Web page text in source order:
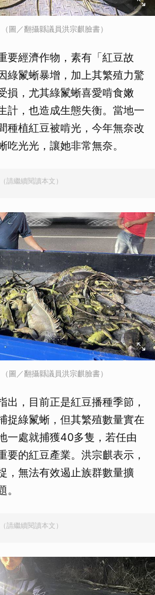
圖／翻攝縣議員洪宗麒臉書）
要經濟作物，素有「紅豆故
綠鬣蜥暴增，加上其繁殖力驚
損，尤其綠鬣蜥喜愛啃食嫩
計，也造成生態失衡。當地一
種植紅豆被啃光，今年無奈改
吃光光，讓她非常無奈。
請繼續閱讀本文）
圖／翻攝縣議員洪宗麒臉書）
出，目前正是紅豆播種季節，
捉綠鬣蜥，但其繁殖數量實在
一處就捕獲40多隻，若任由
要的紅豆產業。洪宗麒表示，
，無法有效遏止族群數量擴
請繼續閱讀本文）